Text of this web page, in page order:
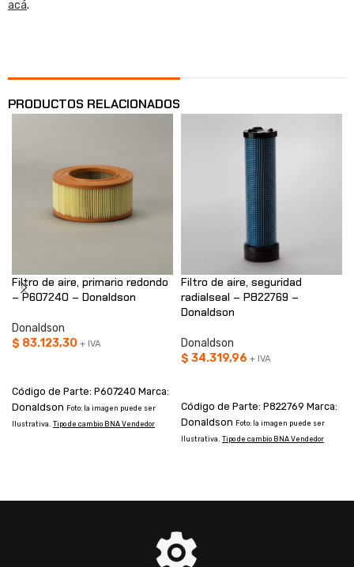
acá.
PRODUCTOS RELACIONADOS
Filtro de aire, primario redondo
– P607240 – Donaldson
Donaldson
$ 83.123,30 + IVA
Código de Parte: P607240 Marca:
Donaldson Foto: la imagen puede ser
Ilustrativa. Tipo de cambio BNA Vendedor
Filtro de aire, seguridad
radialseal – P822769 –
Donaldson
Donaldson
$ 34.319,96 + IVA
Código de Parte: P822769 Marca:
Donaldson Foto: la imagen puede ser
Ilustrativa. Tipo de cambio BNA Vendedor